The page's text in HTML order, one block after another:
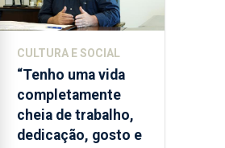
CULTURA E SOCIAL
“Tenho uma vida
completamente
cheia de trabalho,
dedicação, gosto e